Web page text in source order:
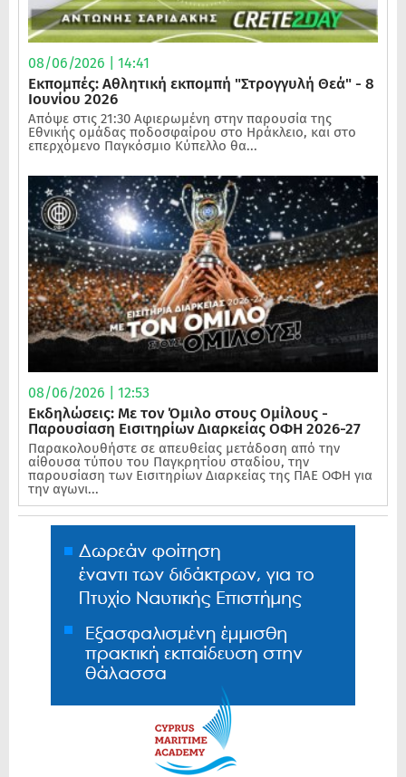
08/06/2026 | 14:41
Εκπομπές: Αθλητική εκπομπή "Στρογγυλή Θεά" - 8
Ιουνίου 2026
Απόψε στις 21:30 Αφιερωμένη στην παρουσία της
Εθνικής ομάδας ποδοσφαίρου στο Ηράκλειο, και στο
επερχόμενο Παγκόσμιο Κύπελλο θα...
08/06/2026 | 12:53
Εκδηλώσεις: Με τον Όμιλο στους Ομίλους -
Παρουσίαση Εισιτηρίων Διαρκείας ΟΦΗ 2026-27
Παρακολουθήστε σε απευθείας μετάδοση από την
αίθουσα τύπου του Παγκρητίου σταδίου, την
παρουσίαση των Εισιτηρίων Διαρκείας της ΠΑΕ ΟΦΗ για
την αγωνι...